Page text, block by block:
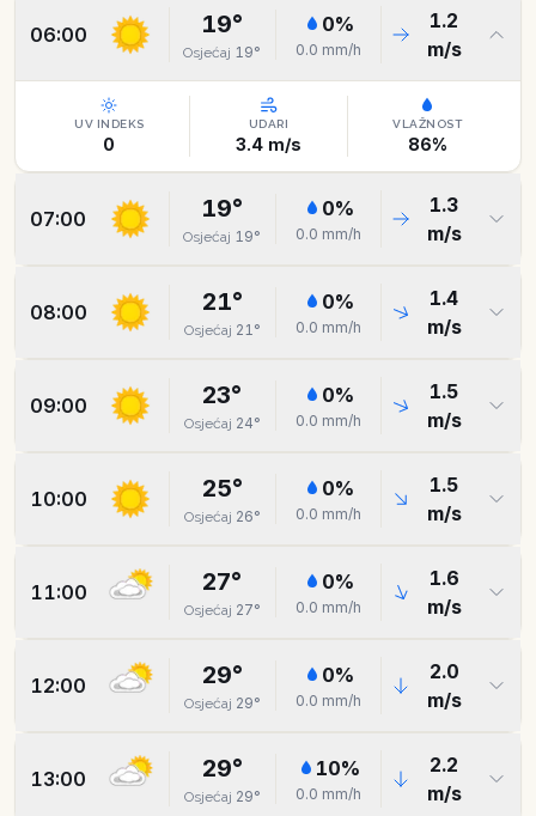
06:00 19°
Osjećaj 19°
0%
0.0 mm/h
1.2
m/s
UV INDEKS
0
UDARI
3.4m/s
VLAŽNOST
86%
07:00 19°
Osjećaj 19°
0%
0.0 mm/h
1.3
m/s
08:00 21°
Osjećaj 21°
0%
0.0 mm/h
1.4
m/s
09:00 23°
Osjećaj 24°
0%
0.0 mm/h
1.5
m/s
10:00 25°
Osjećaj 26°
0%
0.0 mm/h
1.5
m/s
11:00 27°
Osjećaj 27°
0%
0.0 mm/h
1.6
m/s
12:00 29°
Osjećaj 29°
0%
0.0 mm/h
2.0
m/s
13:00 29°
Osjećaj 29°
10%
0.0 mm/h
2.2
m/s